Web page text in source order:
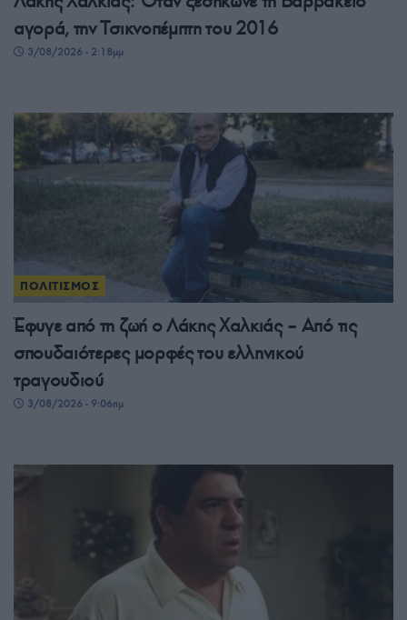
αγορά, την Τσικνοπέμπτη του 2016
3/08/2026 - 2:18μμ
ΠΟΛΙΤΙΣΜΟΣ
Έφυγε από τη ζωή ο Λάκης Χαλκιάς – Από τις
σπουδαιότερες μορφές του ελληνικού
τραγουδιού
3/08/2026 - 9:06πμ